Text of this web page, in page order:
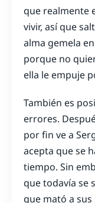
que realmente
vivir, así que
alma gemela
porque no
ella le empuje
También es
errores.
por fin ve a
acepta que se
tiempo. Sin
que todavía se
que mató a